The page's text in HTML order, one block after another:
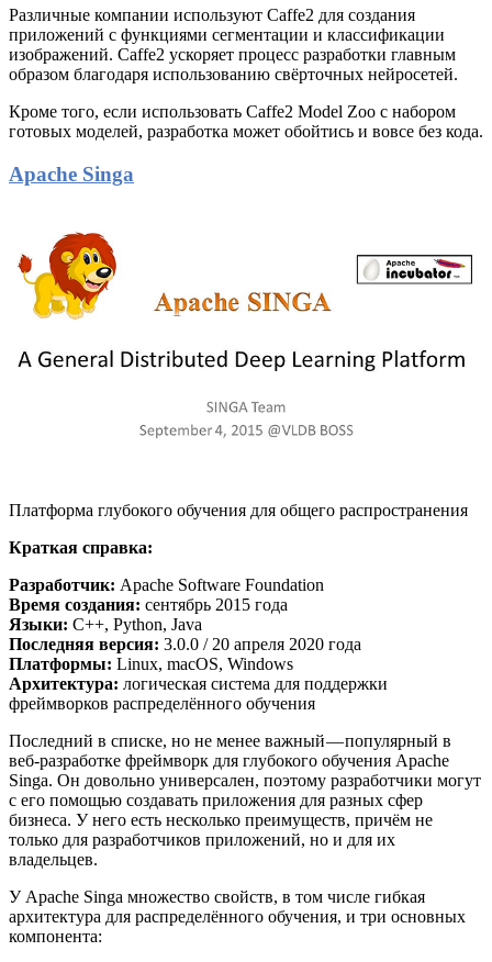
Различные компании используют Caffe2 для создания
приложений с функциями сегментации и классификации
изображений. Caffe2 ускоряет процесс разработки главным
образом благодаря использованию свёрточных нейросетей.
Кроме того, если использовать Caffe2 Model Zoo с набором
готовых моделей, разработка может обойтись и вовсе без кода.
Apache Singa
Платформа глубокого обучения для общего распространения
Краткая справка:
Разработчик: Apache Software Foundation
Время создания: сентябрь 2015 года
Языки: C++, Python, Java
Последняя версия: 3.0.0 / 20 апреля 2020 года
Платформы: Linux, macOS, Windows
Архитектура: логическая система для поддержки
фреймворков распределённого обучения
Последний в списке, но не менее важный — популярный в
веб-разработке фреймворк для глубокого обучения Apache
Singa. Он довольно универсален, поэтому разработчики могут
с его помощью создавать приложения для разных сфер
бизнеса. У него есть несколько преимуществ, причём не
только для разработчиков приложений, но и для их
владельцев.
У Apache Singa множество свойств, в том числе гибкая
архитектура для распределённого обучения, и три основных
компонента: